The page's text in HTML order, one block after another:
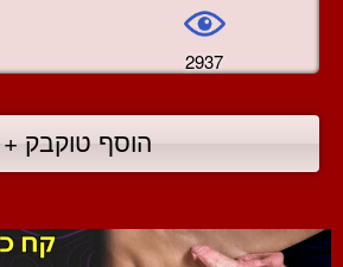
2937
הוסף טוקבק +